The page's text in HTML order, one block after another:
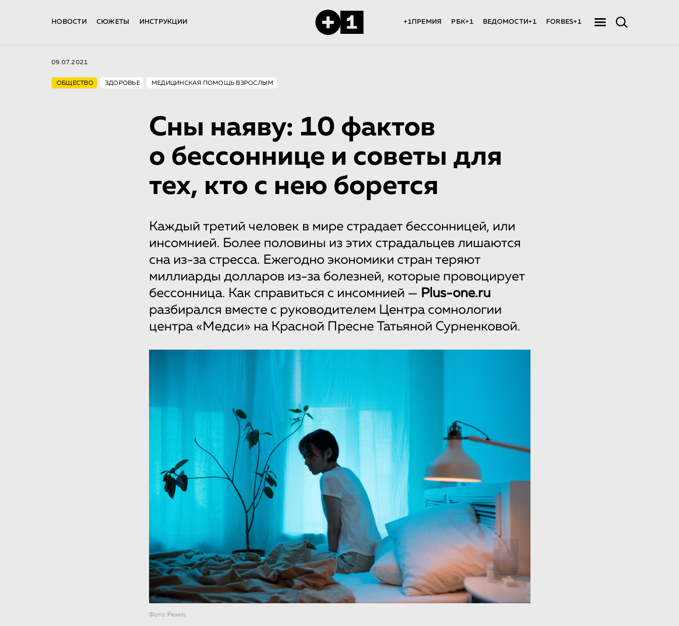
НОВОСТИ СЮЖЕТЫ ИНСТРУКЦИИ +1ПРЕМИЯ РБК+1 ВЕДОМОСТИ+1 FORBES+1
09.07.2021
ОБЩЕСТВО ЗДОРОВЬЕ МЕДИЦИНСКАЯ ПОМОЩЬ ВЗРОСЛЫМ
Сны наяву: 10 фактов
о бессоннице и советы для
тех, кто с нею борется
Каждый третий человек в мире страдает бессонницей, или
инсомнией. Более половины из этих страдальцев лишаются
сна из-за стресса. Ежегодно экономики стран теряют
миллиарды долларов из-за болезней, которые провоцирует
бессонница. Как справиться с инсомнией — Plus-one.ru
разбирался вместе с руководителем Центра сомнологии
центра «Медси» на Красной Пресне Татьяной Сурненковой.
Фото: Pexels